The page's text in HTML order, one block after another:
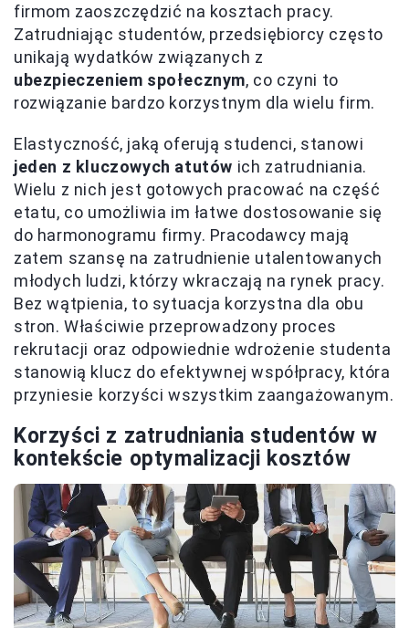
firmom zaoszczędzić na kosztach pracy.
Zatrudniając studentów, przedsiębiorcy często
unikają wydatków związanych z
ubezpieczeniem społecznym, co czyni to
rozwiązanie bardzo korzystnym dla wielu firm.
Elastyczność, jaką oferują studenci, stanowi
jeden z kluczowych atutów ich zatrudniania.
Wielu z nich jest gotowych pracować na część
etatu, co umożliwia im łatwe dostosowanie się
do harmonogramu firmy. Pracodawcy mają
zatem szansę na zatrudnienie utalentowanych
młodych ludzi, którzy wkraczają na rynek pracy.
Bez wątpienia, to sytuacja korzystna dla obu
stron. Właściwie przeprowadzony proces
rekrutacji oraz odpowiednie wdrożenie studenta
stanowią klucz do efektywnej współpracy, która
przyniesie korzyści wszystkim zaangażowanym.
Korzyści z zatrudniania studentów w
kontekście optymalizacji kosztów